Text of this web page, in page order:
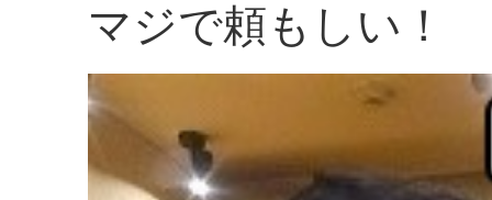
マジで頼もしい！